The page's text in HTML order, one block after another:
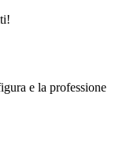
e la professione